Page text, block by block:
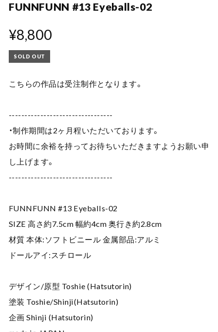
FUNNFUNN #13 Eyeballs-02
¥8,800
SOLD OUT
こちらの作品は受注制作となります。
---------------------------------
・制作期間は2ヶ月程いただいております。
お時間に余裕を持ってお待ちいただきますようお願い申
し上げます。
---------------------------------
FUNNFUNN #13 Eyeballs-02
SIZE 高さ約7.5cm 幅約4cm 奥行き約2.8cm
材質 本体:ソフトビニール 金属部品:アルミ
ドールアイ:スチロール
デザイン/原型 Toshie (Hatsutorin)
塗装 Toshie/Shinji(Hatsutorin)
企画 Shinji (Hatsutorin)